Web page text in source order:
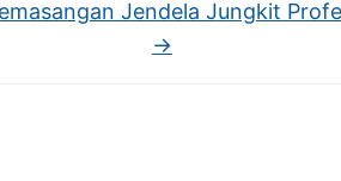
Jendela Jungkit
→